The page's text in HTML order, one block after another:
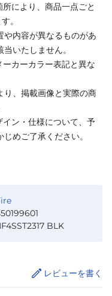
により、商品一点ごと
。
や内容が異なるものがあ
いたしません。
カーカラー表記と異な
、掲載画像と実際の商
ン・仕様について、予
めご了承ください。
BLK
レビューを書く